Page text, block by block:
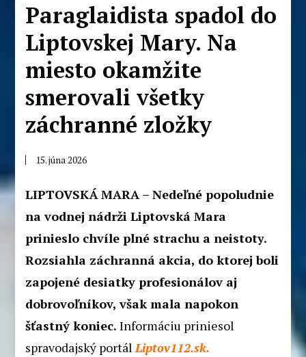
Paraglaidista spadol do
Liptovskej Mary. Na
miesto okamžite
smerovali všetky
záchranné zložky
15. júna 2026
LIPTOVSKÁ MARA – Nedeľné popoludnie
na vodnej nádrži Liptovská Mara
prinieslo chvíle plné strachu a neistoty.
Rozsiahla záchranná akcia, do ktorej boli
zapojené desiatky profesionálov aj
dobrovoľníkov, však mala napokon
šťastný koniec. Informáciu priniesol
spravodajský portálLiptov112.sk.